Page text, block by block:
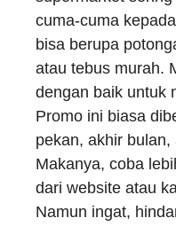
cuma-cuma
bisa berupa
atau tebus murah.
dengan baik untuk
Promo ini biasa
pekan, akhir
Makanya, coba
dari website atau
Namun ingat,